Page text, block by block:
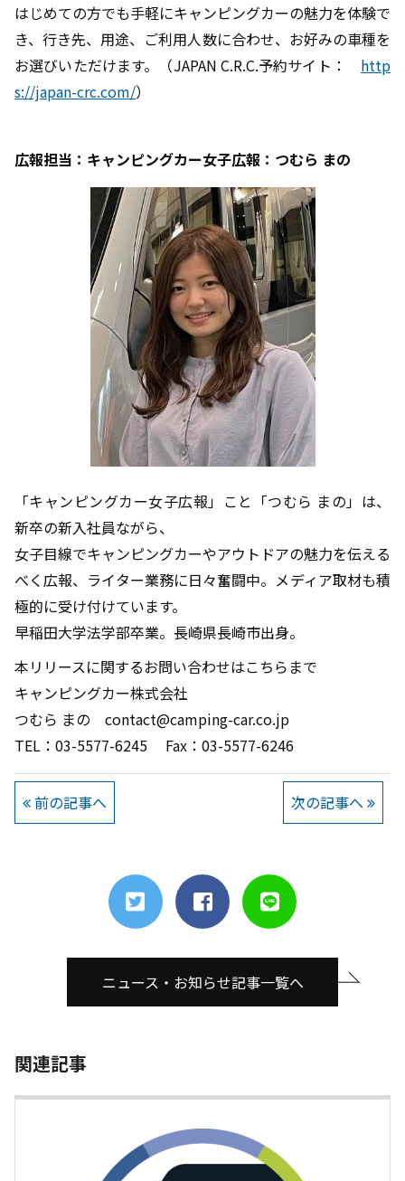
はじめての方でも手軽にキャンピングカーの魅力を体験で
き、行き先、用途、ご利用人数に合わせ、お好みの車種を
お選びいただけます。（JAPAN C.R.C.予約サイト： http
s://japan-crc.com/）
広報担当：キャンピングカー女子広報：つむら まの
「キャンピングカー女子広報」こと「つむら まの」は、
新卒の新入社員ながら、
女子目線でキャンピングカーやアウトドアの魅力を伝える
べく広報、ライター業務に日々奮闘中。メディア取材も積
極的に受け付けています。
早稲田大学法学部卒業。長崎県長崎市出身。
本リリースに関するお問い合わせはこちらまで
キャンピングカー株式会社
つむら まの contact@camping-car.co.jp
TEL：03-5577-6245 Fax：03-5577-6246
前の記事へ 次の記事へ
ニュース・お知らせ記事一覧へ
関連記事